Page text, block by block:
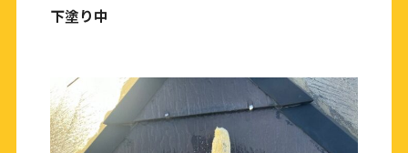
下塗り中